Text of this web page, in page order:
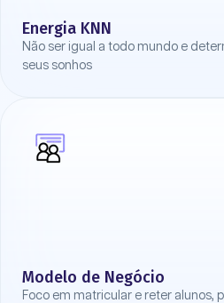
Energia KNN
Não ser igual a todo mundo e
seus sonhos
Modelo de Negócio
Foco em matricular e reter alunos,